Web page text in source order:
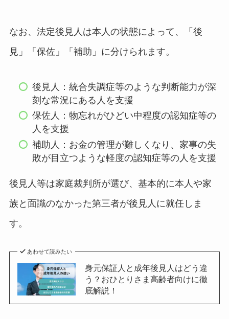
なお、法定後見人は本人の状態によって、「後
見」「保佐」「補助」に分けられます。
後見人：統合失調症等のような判断能力が深
刻な常況にある人を支援
保佐人：物忘れがひどい中程度の認知症等の
人を支援
補助人：お金の管理が難しくなり、家事の失
敗が目立つような軽度の認知症等の人を支援
後見人等は家庭裁判所が選び、基本的に本人や家
族と面識のなかった第三者が後見人に就任しま
す。
あわせて読みたい
身元保証人と成年後見人はどう違
う？おひとりさま高齢者向けに徹
底解説！